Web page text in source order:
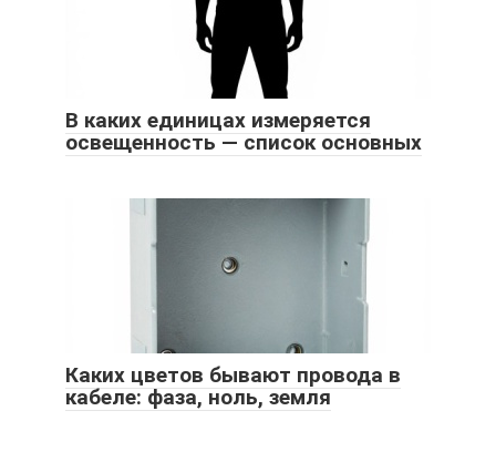
В каких единицах измеряется
освещенность — список основных
Каких цветов бывают провода в
кабеле: фаза, ноль, земля